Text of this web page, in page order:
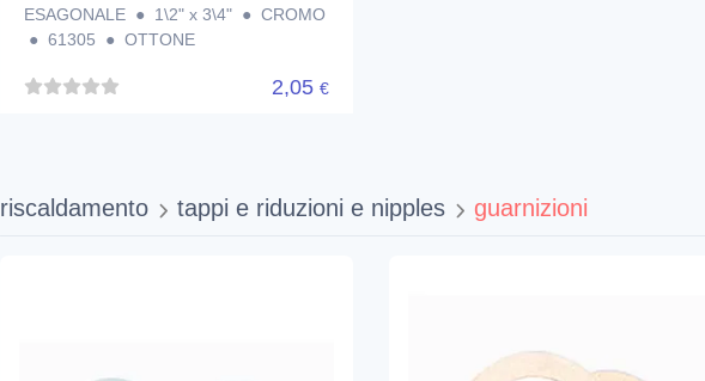
ESAGONALE ● 1\2" x 3\4" ● CROMO
● 61305 ● OTTONE
2,05 €
riscaldamento tappi e riduzioni e nipples guarnizioni